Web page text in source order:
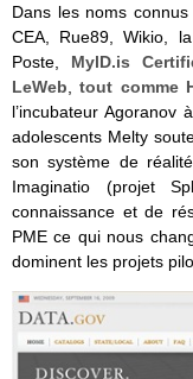
Dans les noms connus
CEA, Rue89, Wikio,
Poste, MylD.is
LeWeb ,tout comme
l’incubateur Agoranov
adolescents Melty
son système de
Imaginatio (projet
connaissance et de
PME ce qui nous
dominent les projets